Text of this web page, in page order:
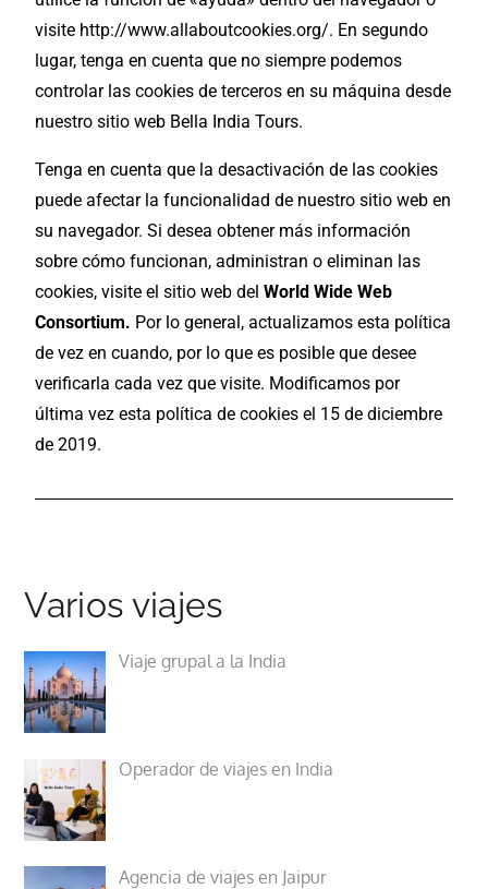
visite http://www.allaboutcookies.org/. En segundo
lugar, tenga en cuenta que no siempre podemos
controlar las cookies de terceros en su máquina desde
nuestro sitio web Bella India Tours.
Tenga en cuenta que la desactivación de las cookies
puede afectar la funcionalidad de nuestro sitio web en
su navegador. Si desea obtener más información
sobre cómo funcionan, administran o eliminan las
cookies, visite el sitio web delWorld Wide Web
Consortium. Por lo general, actualizamos esta política
de vez en cuando, por lo que es posible que desee
verificarla cada vez que visite. Modificamos por
última vez esta política de cookies el 15 de diciembre
de 2019.
Varios viajes
Viaje grupal a la India
Operador de viajes en India
Agencia de viajes en Jaipur